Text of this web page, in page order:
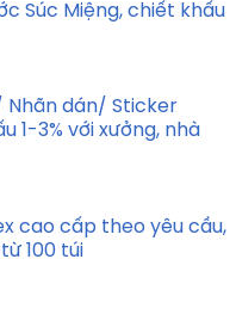
Súc Miệng, chiết khấu
Nhãn dán/ Sticker
1-3% với xưởng, nhà
cao cấp theo yêu cầu,
100 túi